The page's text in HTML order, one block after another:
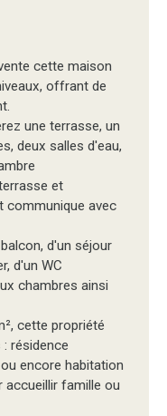
cette maison
offrant de
une terrasse, un
deux salles d'eau,
et
communique avec
d'un séjour
d'un WC
chambres ainsi
cette propriété
résidence
encore habitation
accueillir famille ou